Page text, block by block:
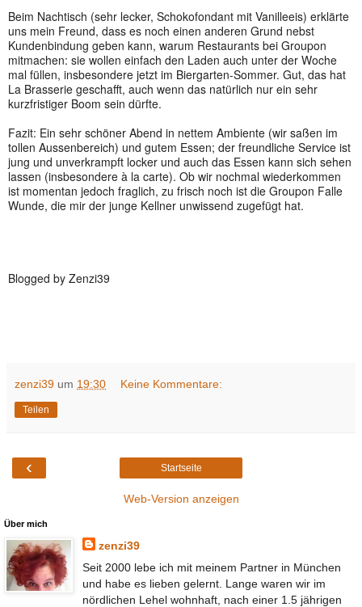
Beim Nachtisch (sehr lecker, Schokofondant mit Vanilleeis) erklärte
uns mein Freund, dass es noch einen anderen Grund nebst
Kundenbindung geben kann, warum Restaurants bei Groupon
mitmachen: sie wollen einfach den Laden auch unter der Woche
mal füllen, insbesondere jetzt im Biergarten-Sommer. Gut, das hat
La Brasserie geschafft, auch wenn das natürlich nur ein sehr
kurzfristiger Boom sein dürfte.
Fazit: Ein sehr schöner Abend in nettem Ambiente (wir saßen im
tollen Aussenbereich) und gutem Essen; der freundliche Service ist
jung und unverkrampft locker und auch das Essen kann sich sehen
lassen (insbesondere à la carte). Ob wir nochmal wiederkommen
ist momentan jedoch fraglich, zu frisch noch ist die Groupon Falle
Wunde, die mir der junge Kellner unwissend zugefügt hat.
Blogged by Zenzi39
zenzi39 um 19:30 Keine Kommentare:
Teilen
‹ Startseite
Web-Version anzeigen
Über mich
zenzi39
Seit 2000 lebe ich mit meinem Partner in München
und habe es lieben gelernt. Lange waren wir im
nördlichen Lehel wohnhaft, nach einer 1.5 jährigen